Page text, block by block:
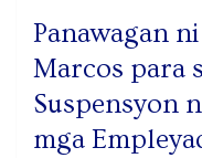
Panawagan
Marcos para
Suspensyon
mga